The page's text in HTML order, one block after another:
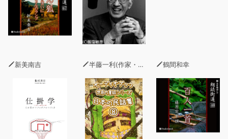
新美南吉 半藤一利(作家・昭和史研究家) 鶴間和幸